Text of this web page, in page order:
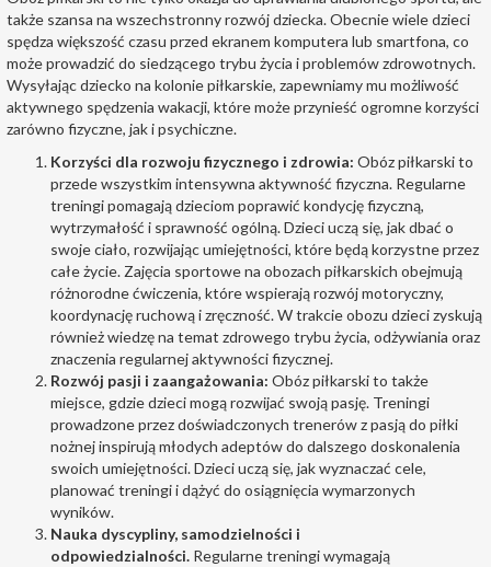
także szansa na wszechstronny rozwój dziecka. Obecnie wiele dzieci
spędza większość czasu przed ekranem komputera lub smartfona, co
może prowadzić do siedzącego trybu życia i problemów zdrowotnych.
Wysyłając dziecko na kolonie piłkarskie, zapewniamy mu możliwość
aktywnego spędzenia wakacji, które może przynieść ogromne korzyści
zarówno fizyczne, jak i psychiczne.
Korzyści dla rozwoju fizycznego i zdrowia: Obóz piłkarski to
przede wszystkim intensywna aktywność fizyczna. Regularne
treningi pomagają dzieciom poprawić kondycję fizyczną,
wytrzymałość i sprawność ogólną. Dzieci uczą się, jak dbać o
swoje ciało, rozwijając umiejętności, które będą korzystne przez
całe życie. Zajęcia sportowe na obozach piłkarskich obejmują
różnorodne ćwiczenia, które wspierają rozwój motoryczny,
koordynację ruchową i zręczność. W trakcie obozu dzieci zyskują
również wiedzę na temat zdrowego trybu życia, odżywiania oraz
znaczenia regularnej aktywności fizycznej.
Rozwój pasji i zaangażowania: Obóz piłkarski to także
miejsce, gdzie dzieci mogą rozwijać swoją pasję. Treningi
prowadzone przez doświadczonych trenerów z pasją do piłki
nożnej inspirują młodych adeptów do dalszego doskonalenia
swoich umiejętności. Dzieci uczą się, jak wyznaczać cele,
planować treningi i dążyć do osiągnięcia wymarzonych
wyników.
Nauka dyscypliny, samodzielności i
odpowiedzialności. Regularne treningi wymagają